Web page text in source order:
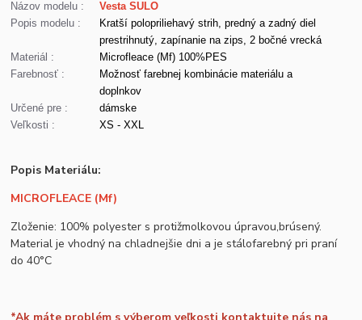
Názov modelu :
Vesta SULO
Popis modelu :
Kratší polopriliehavý strih, predný a zadný diel
prestrihnutý, zapínanie na zips, 2 bočné vrecká
Materiál :
Microfleace (Mf) 100%PES
Farebnosť :
Možnosť farebnej kombinácie materiálu a
doplnkov
Určené pre :
dámske
Veľkosti :
XS - XXL
Popis Materiálu:
MICROFLEACE (Mf)
Zloženie: 100% polyester s protižmolkovou úpravou,brúsený.
Material je vhodný na chladnejšie dni a je stálofarebný pri praní
do 40°C